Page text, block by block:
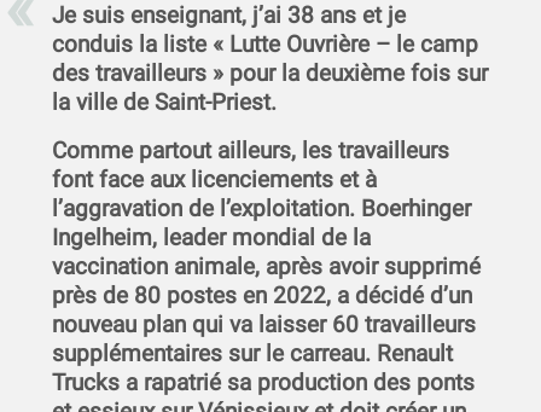
Je suis enseignant, j’ai 38 ans et je
conduis la liste « Lutte Ouvrière – le camp
des travailleurs » pour la deuxième fois sur
la ville de Saint-Priest.
Comme partout ailleurs, les travailleurs
font face aux licenciements et à
l’aggravation de l’exploitation. Boerhinger
Ingelheim, leader mondial de la
vaccination animale, après avoir supprimé
près de 80 postes en 2022, a décidé d’un
nouveau plan qui va laisser 60 travailleurs
supplémentaires sur le carreau. Renault
Trucks a rapatrié sa production des ponts